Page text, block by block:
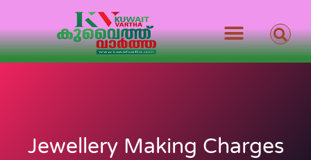
Jewellery Making Charges